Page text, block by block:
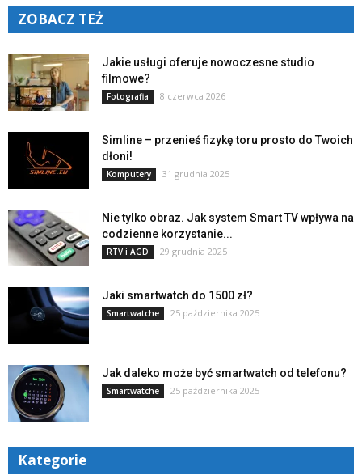
ZOBACZ TEŻ
Jakie usługi oferuje nowoczesne studio
filmowe?
Fotografia 8 czerwca 2026
Simline – przenieś fizykę toru prosto do Twoich
dłoni!
Komputery 31 grudnia 2025
Nie tylko obraz. Jak system Smart TV wpływa na
codzienne korzystanie...
RTV i AGD 29 grudnia 2025
Jaki smartwatch do 1500 zł?
Smartwatche 25 października 2025
Jak daleko może być smartwatch od telefonu?
Smartwatche 25 października 2025
Kategorie